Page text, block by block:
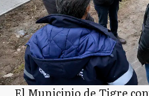
El Municipio de Tigre